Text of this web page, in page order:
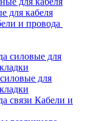
для кабеля
и провода
для
Кабели и